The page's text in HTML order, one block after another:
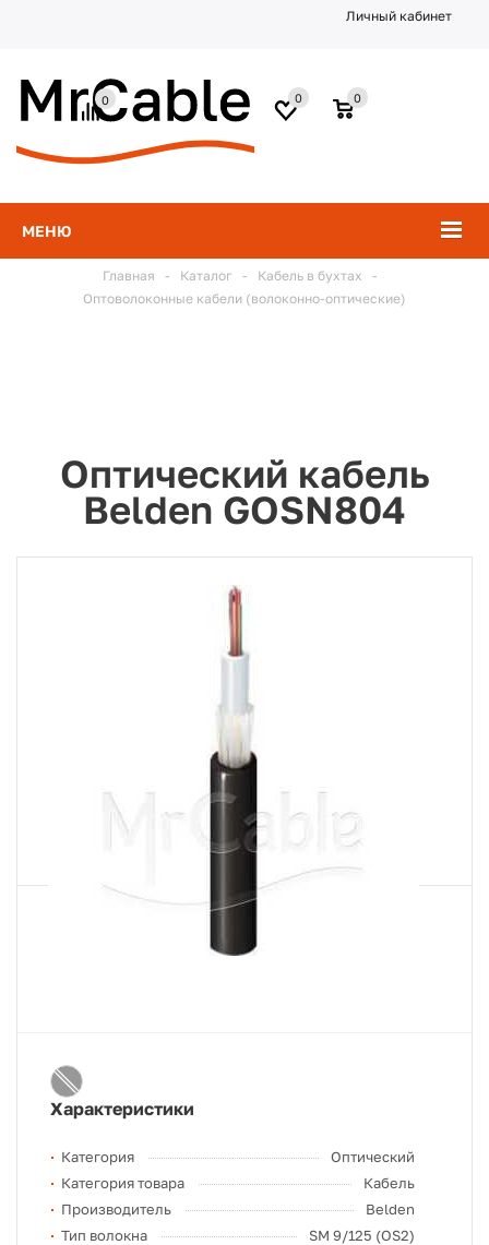
Личный кабинет
МЕНЮ
0
0
0
Главная - Каталог - Кабель в бухтах
-
Оптоволоконные кабели (волоконно-оптические)
Оптический кабель
Belden GOSN804
Характеристики
Категория
Оптический
Категория товара
Кабель
Производитель
Belden
Тип волокна
SM 9/125 (OS2)